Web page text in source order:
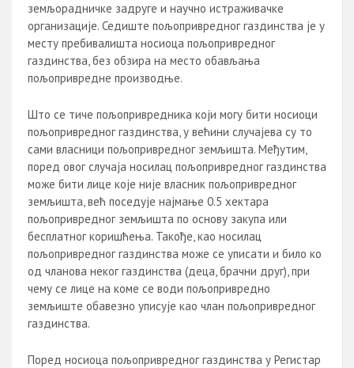
земљорадничке задруге и научно истраживачке
организације. Седиште пољопривредног газдинства је у
месту пребивалишта носиоца пољопривредног
газдинства, без обзира на место обављања
пољопривредне производње.
Што се тиче пољопривредника који могу бити носиоци
пољопривредног газдинства, у већини случајева су то
сами власници пољопривредног земљишта. Међутим,
поред овог случаја носилац пољопривредног газдинства
може бити лице које није власник пољопривредног
земљишта, већ поседује најмање 0.5 хектара
пољопривредног земљишта по основу закупа или
бесплатног коришћења. Такође, као носилац
пољопривредног газдинства може се уписати и било ко
од чланова неког газдинства (деца, брачни друг), при
чему се лице на коме се води пољопривредно
земљиште обавезно уписује као члан пољопривредног
газдинства.
Поред носиоца пољопривредног газдинства у Регистар